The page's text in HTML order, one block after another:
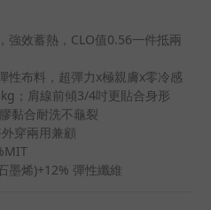
強效蓄熱，CLO值0.56一件抵兩
性布料，超彈力x極親膚x零冷感
；肩線前傾3/4吋更貼合身形
黏合耐洗不龜裂
穿兩用兼顧
墨烯)+12% 彈性纖維